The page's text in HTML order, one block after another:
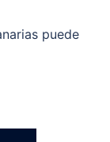
puede